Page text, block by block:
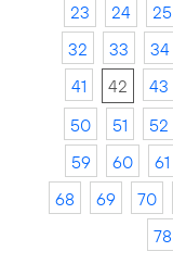
23
24 25
32
33 34
41
42 43
50
51 52
59
60 61
68
69 70
78